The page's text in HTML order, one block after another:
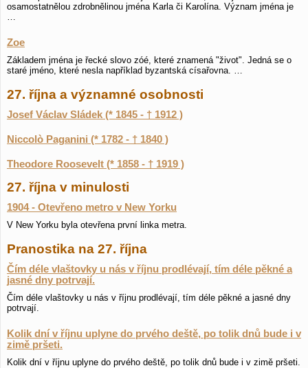
osamostatnělou zdrobnělinou jména Karla či Karolína. Význam jména je
…
Zoe
Základem jména je řecké slovo zóé, které znamená "život". Jedná se o
staré jméno, které nesla například byzantská císařovna. …
27. října a významné osobnosti
Josef Václav Sládek (* 1845 - † 1912 )
Niccolò Paganini (* 1782 - † 1840 )
Theodore Roosevelt (* 1858 - † 1919 )
27. října v minulosti
1904 - Otevřeno metro v New Yorku
V New Yorku byla otevřena první linka metra.
Pranostika na 27. října
Čím déle vlaštovky u nás v říjnu prodlévají, tím déle pěkné a
jasné dny potrvají.
Čím déle vlaštovky u nás v říjnu prodlévají, tím déle pěkné a jasné dny
potrvají.
Kolik dní v říjnu uplyne do prvého deště, po tolik dnů bude i v
zimě pršeti.
Kolik dní v říjnu uplyne do prvého deště, po tolik dnů bude i v zimě pršeti.